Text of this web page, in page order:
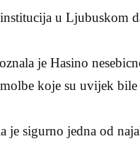
u Ljubuskom
je Hasino
koje su uvijek bile
je sigurno jedna od